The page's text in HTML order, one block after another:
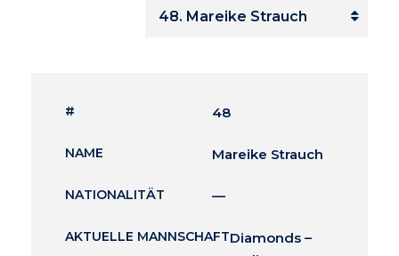
# 48
NAME Mareike Strauch
NATIONALITÄT —
AKTUELLE MANNSCHAFTDiamonds –